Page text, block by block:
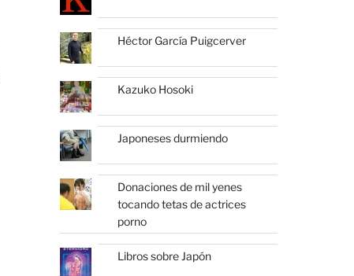
Héctor García Puigcerver
Kazuko Hosoki
Japoneses durmiendo
Donaciones de mil yenes
tocando tetas de actrices
porno
Libros sobre Japón